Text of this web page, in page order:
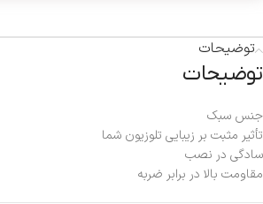
توضیحات
توضیحات
جنس سبک
تأثیر مثبت بر زیبایی تلوزیون شما
سادگی در نصب
مقاومت بالا در برابر ضربه